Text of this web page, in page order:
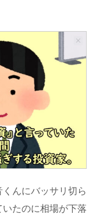
んにバッサリ切ら
たのに相場が下落